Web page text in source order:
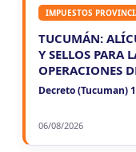
IMPUESTOS
TUCUMÁN:
Y SELLOS PARA
OPERACIONES
Decreto (Tucuman)
06/08/2026